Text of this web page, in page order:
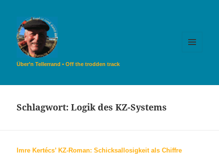
Über’n Tellerrand • Off the trodden track
Schlagwort:Logik des KZ-Systems
Imre Kertécs’ KZ-Roman: Schicksallosigkeit als Chiffre